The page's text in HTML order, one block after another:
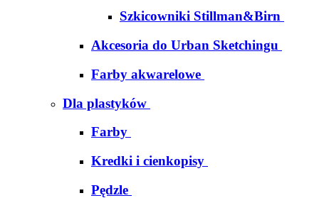
Szkicowniki Stillman&Birn
Akcesoria do Urban Sketchingu
Farby akwarelowe
Dla plastyków
Farby
Kredki i cienkopisy
Pędzle